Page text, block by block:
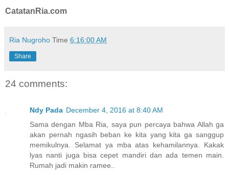
CatatanRia.com
Ria Nugroho Time 6:16:00 AM
Share
24 comments:
Ndy Pada December 4, 2016 at 8:40 AM
Sama dengan Mba Ria, saya pun percaya bahwa Allah ga
akan pernah ngasih beban ke kita yang kita ga sanggup
memikulnya. Selamat ya mba atas kehamilannya. Kakak
lyas nanti juga bisa cepet mandiri dan ada temen main.
Rumah jadi makin ramee..